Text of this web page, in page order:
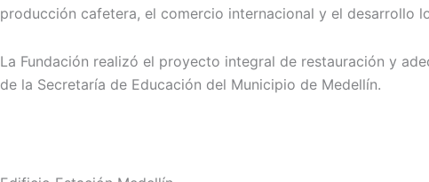
producción cafetera, el comercio internacional y el desarrollo
La Fundación realizó el proyecto integral de restauración y
de la Secretaría de Educación del Municipio de Medellín.